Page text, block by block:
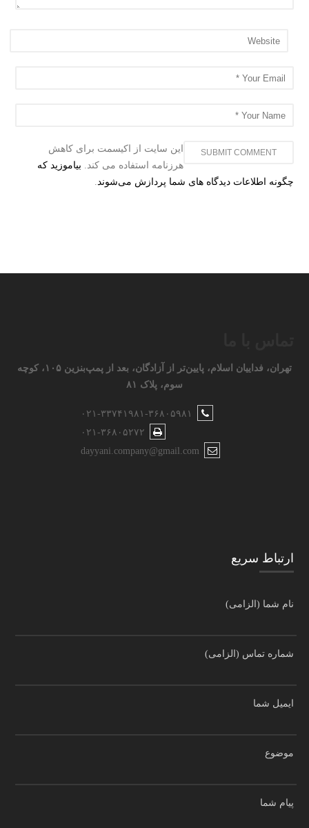
این سایت از اکیسمت برای کاهش
هرزنامه استفاده می کند. بیاموزید که
چگونه اطلاعات دیدگاه های شما پردازش می‌شوند.
تهران، فداییان اسلام، پایین‌تر از آزادگان، بعد از پمپ‌بنزین ۱۰۵، کوچه
سوم، پلاک ۸۱
۰۲۱-۳۳۷۴۱۹۸۱-۳۶۸۰۵۹۸۱
۰۲۱-۳۶۸۰۵۲۷۲
dayyani.company@gmail.com
ارتباط سریع
نام شما (الزامی)
شماره تماس (الزامی)
ایمیل شما
موضوع
پیام شما